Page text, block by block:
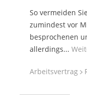
So vermeiden
zumindest vor
besprochenen
allerdings...
Arbeitsvertrag